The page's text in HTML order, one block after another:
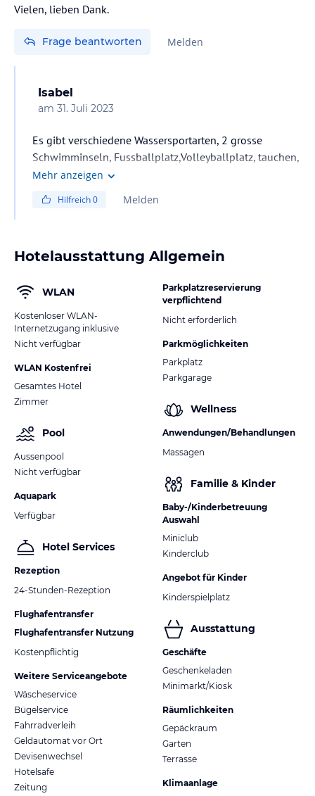
Vielen, lieben Dank.
Frage beantworten Melden
Isabel
am 31. Juli 2023
Es gibt verschiedene Wassersportarten, 2 grosse
Schwimminseln, Fussballplatz,Volleyballplatz, tauchen,
schnorcheln
Mehr anzeigen
Hilfreich0 Melden
Hotelausstattung Allgemein
WLAN
Kostenloser WLAN-
Internetzugang inklusive
Nicht verfügbar
WLAN Kostenfrei
Gesamtes Hotel
Zimmer
Pool
Aussenpool
Nicht verfügbar
Aquapark
Verfügbar
Hotel Services
Rezeption
24-Stunden-Rezeption
Flughafentransfer
Flughafentransfer Nutzung
Kostenpflichtig
Weitere Serviceangebote
Wäscheservice
Bügelservice
Fahrradverleih
Geldautomat vor Ort
Devisenwechsel
Hotelsafe
Zeitung
Parkplatzreservierung
verpflichtend
Nicht erforderlich
Parkmöglichkeiten
Parkplatz
Parkgarage
Wellness
Anwendungen/Behandlungen
Massagen
Familie & Kinder
Baby-/Kinderbetreuung
Auswahl
Miniclub
Kinderclub
Angebot für Kinder
Kinderspielplatz
Ausstattung
Geschäfte
Geschenkeladen
Minimarkt/Kiosk
Räumlichkeiten
Gepäckraum
Garten
Terrasse
Klimaanlage